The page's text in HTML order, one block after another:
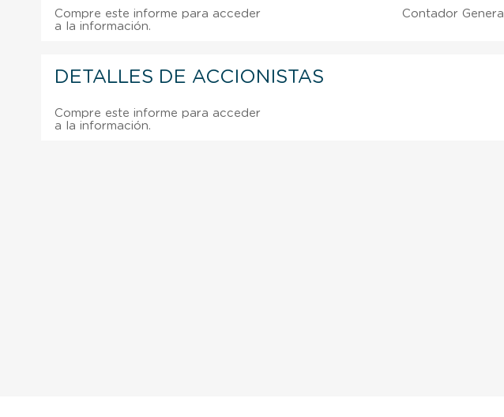
Compre este informe para acceder
a la información.
Contador General
DETALLES DE ACCIONISTAS
Compre este informe para acceder
a la información.